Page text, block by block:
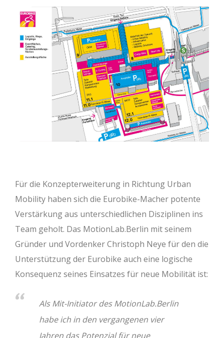
Für die Konzepterweiterung in Richtung Urban
Mobility haben sich die Eurobike-Macher potente
Verstärkung aus unterschiedlichen Disziplinen ins
Team geholt. Das MotionLab.Berlin mit seinem
Gründer und Vordenker Christoph Neye für den die
Unterstützung der Eurobike auch eine logische
Konsequenz seines Einsatzes für neue Mobilität ist:
Als Mit-Initiator des MotionLab.Berlin
habe ich in den vergangenen vier
Jahren das Potenzial für neue